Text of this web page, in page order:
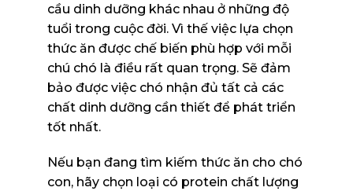
cầu dinh dưỡng khác nhau ở những độ
tuổi trong cuộc đời. Vì thế việc lựa chọn
thức ăn được chế biến phù hợp với mỗi
chú chó là điều rất quan trọng. Sẽ đảm
bảo được việc chó nhận đủ tất cả các
chất dinh dưỡng cần thiết để phát triển
tốt nhất.
Nếu bạn đang tìm kiếm thức ăn cho chó
con, hãy chọn loại có protein chất lượng